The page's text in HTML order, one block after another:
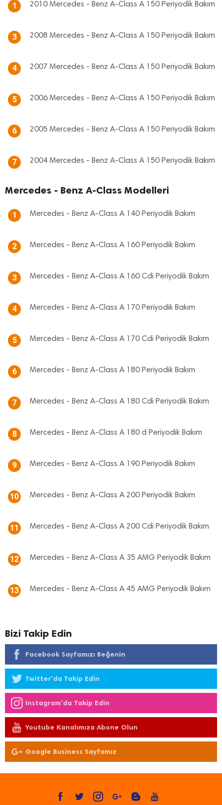
1 2010 Mercedes - Benz A-Class A 150 Periyodik Bakım
3 2008 Mercedes - Benz A-Class A 150 Periyodik Bakım
4 2007 Mercedes - Benz A-Class A 150 Periyodik Bakım
5 2006 Mercedes - Benz A-Class A 150 Periyodik Bakım
6 2005 Mercedes - Benz A-Class A 150 Periyodik Bakım
7 2004 Mercedes - Benz A-Class A 150 Periyodik Bakım
Mercedes - Benz A-Class Modelleri
1 Mercedes - Benz A-Class A 140 Periyodik Bakım
2 Mercedes - Benz A-Class A 160 Periyodik Bakım
3 Mercedes - Benz A-Class A 160 Cdi Periyodik Bakım
4 Mercedes - Benz A-Class A 170 Periyodik Bakım
5 Mercedes - Benz A-Class A 170 Cdi Periyodik Bakım
6 Mercedes - Benz A-Class A 180 Periyodik Bakım
7 Mercedes - Benz A-Class A 180 Cdi Periyodik Bakım
8 Mercedes - Benz A-Class A 180 d Periyodik Bakım
9 Mercedes - Benz A-Class A 190 Periyodik Bakım
10 Mercedes - Benz A-Class A 200 Periyodik Bakım
11 Mercedes - Benz A-Class A 200 Cdi Periyodik Bakım
12 Mercedes - Benz A-Class A 35 AMG Periyodik Bakım
13 Mercedes - Benz A-Class A 45 AMG Periyodik Bakım
Bizi Takip Edin
Facebook Sayfamızı Beğenin
Twitter'da Takip Edin
Instagram'da Takip Edin
Youtube Kanalımıza Abone Olun
Google Business Sayfamız